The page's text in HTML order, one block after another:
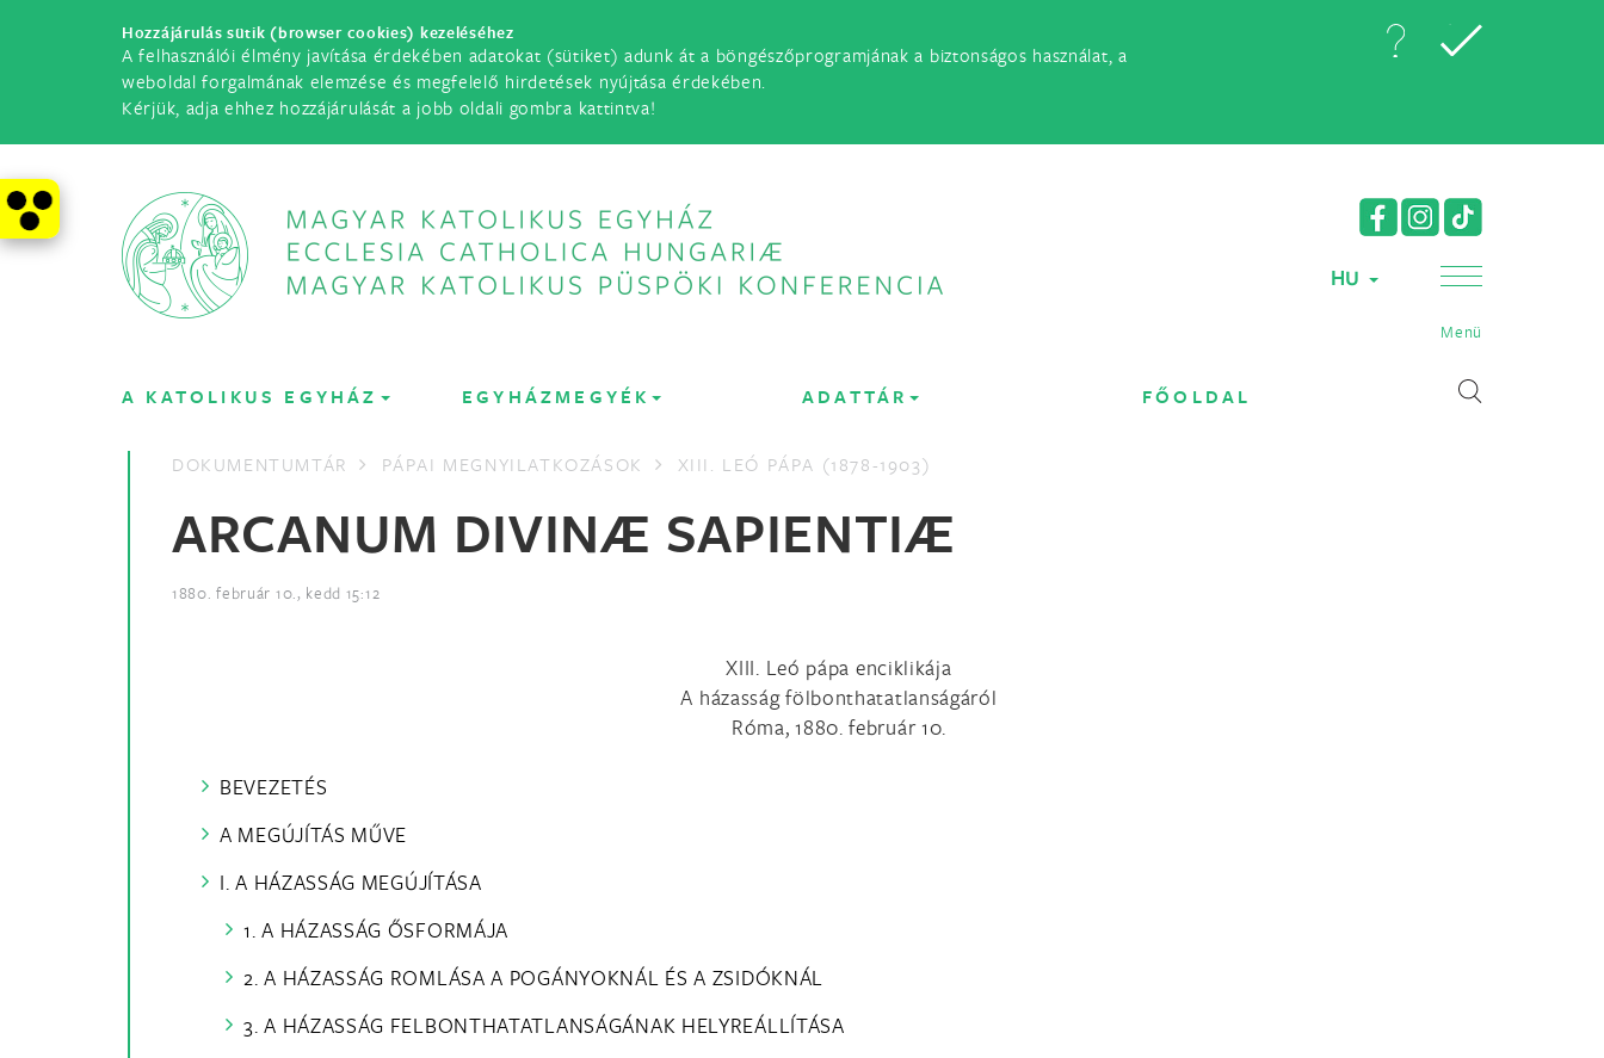
Hozzájárulás sütik (browser cookies) kezeléséhez
A felhasználói élmény javítása érdekében adatokat (sütiket) adunk át a böngészőprogramjának a biztonságos használat, a
weboldal forgalmának elemzése és megfelelő hirdetések nyújtása érdekében.
Kérjük, adja ehhez hozzájárulását a jobb oldali gombra kattintva!
HU
Menü
A KATOLIKUS EGYHÁZ EGYHÁZMEGYÉK ADATTÁR FŐOLDAL
DOKUMENTUMTÁR PÁPAI MEGNYILATKOZÁSOK XIII. LEÓ PÁPA (1878-1903)
ARCANUM DIVINÆ SAPIENTIÆ
1880. február 10., kedd 15:12
XIII. Leó pápa enciklikája
A házasság fölbonthatatlanságáról
Róma, 1880. február 10.
BEVEZETÉS
A MEGÚJÍTÁS MŰVE
I. A HÁZASSÁG MEGÚJÍTÁSA
1. A HÁZASSÁG ŐSFORMÁJA
2. A HÁZASSÁG ROMLÁSA A POGÁNYOKNÁL ÉS A ZSIDÓKNÁL
3. A HÁZASSÁG FELBONTHATATLANSÁGÁNAK HELYREÁLLÍTÁSA